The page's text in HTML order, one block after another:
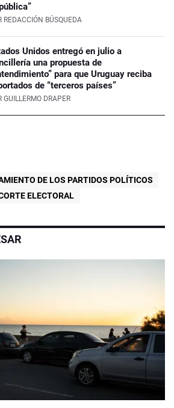
REDACCIÓN BÚSQUEDA
Unidos entregó en julio a
una propuesta de
para que Uruguay reciba
de “terceros países”
GUILLERMO DRAPER
DE LOS PARTIDOS POLÍTICOS
ELECTORAL